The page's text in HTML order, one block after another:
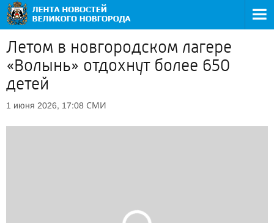
Летом в новгородском лагере
«Волынь» отдохнут более 650
детей
1 июня 2026, 17:08 СМИ